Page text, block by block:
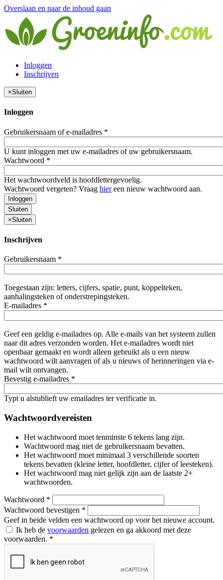
Overslaan en naar de inhoud gaan
Inloggen
Inschrijven
×Sluiten
Inloggen
Gebruikersnaam of e-mailadres *
U kunt inloggen met uw e-mailadres of uw gebruikersnaam.
Wachtwoord *
Het wachtwoordveld is hoofdlettergevoelig.
Wachtwoord vergeten? Vraag hiereen nieuw wachtwoord aan.
Inloggen
Sluiten
×Sluiten
Inschrijven
Gebruikersnaam *
Toegestaan zijn: letters, cijfers, spatie, punt, koppelteken,
aanhalingsteken of onderstrepingsteken.
E-mailadres *
Geef een geldig e-mailadres op. Alle e-mails van het systeem zullen
naar dit adres verzonden worden. Het e-mailadres wordt niet
openbaar gemaakt en wordt alleen gebruikt als u een nieuw
wachtwoord wilt aanvragen of als u nieuws of herinneringen via e-
mail wilt ontvangen.
Bevestig e-mailadres *
Typt u alstublieft uw emailadres ter verificatie in.
Wachtwoordvereisten
Het wachtwoord moet tenminste 6 tekens lang zijn.
Wachtwoord mag niet de gebruikersnaam bevatten.
Het wachtwoord moet minimaal 3 verschillende soorten
tekens bevatten (kleine letter, hoofdletter, cijfer of leesteken).
Het wachtwoord mag niet gelijk zijn aan de laatste 2+
wachtwoorden.
Wachtwoord *
Wachtwoord bevestigen *
Geef in beide velden een wachtwoord op voor het nieuwe account.
Ik heb de voorwaarden gelezen en ga akkoord met deze
voorwaarden. *